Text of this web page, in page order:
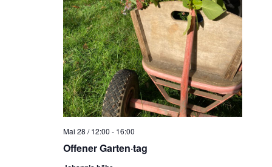
Offener Garten·tag
Mai 28 / 12:00 - 16:00